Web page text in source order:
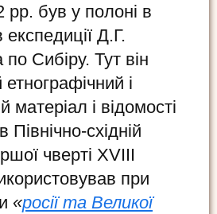
рр. був у полоні в
Д.Г.
Сибіру. Тут він
і
матеріал і відомості
Північно-східній
чверті XVIII
при
«росії та Великої